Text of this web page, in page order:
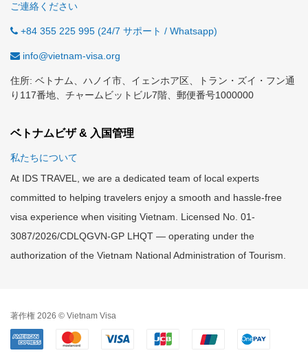
ご連絡ください
+84 355 225 995 (24/7 サポート / Whatsapp)
info@vietnam-visa.org
住所: ベトナム、ハノイ市、イェンホア区、トラン・ズイ・フン通
り117番地、チャームビットビル7階、郵便番号1000000
ベトナムビザ & 入国管理
私たちについて
At IDS TRAVEL, we are a dedicated team of local experts
committed to helping travelers enjoy a smooth and hassle-free
visa experience when visiting Vietnam. Licensed No. 01-
3087/2026/CDLQGVN-GP LHQT — operating under the
authorization of the Vietnam National Administration of Tourism.
著作権 2026 © Vietnam Visa